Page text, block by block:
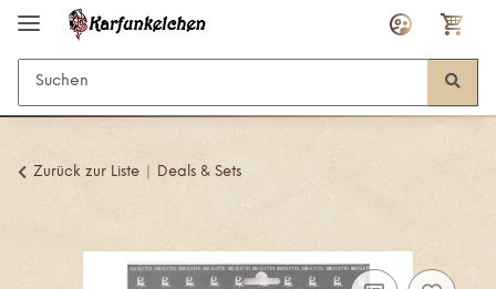
Zurück zur Liste Deals & Sets